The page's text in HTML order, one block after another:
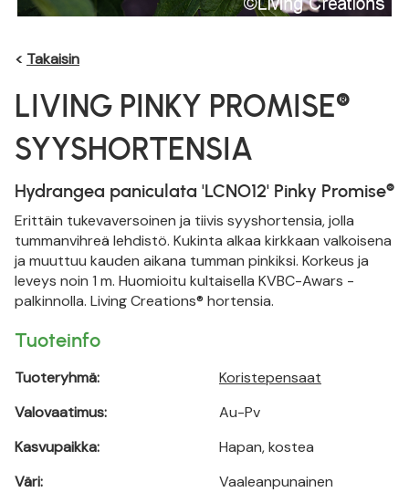
< Takaisin
LIVING PINKY PROMISE®
SYYSHORTENSIA
Hydrangea paniculata 'LCNO12' Pinky Promise®
Erittäin tukevaversoinen ja tiivis syyshortensia, jolla
tummanvihreä lehdistö. Kukinta alkaa kirkkaan valkoisena
ja muuttuu kauden aikana tumman pinkiksi. Korkeus ja
leveys noin 1 m. Huomioitu kultaisella KVBC-Awars -
palkinnolla. Living Creations® hortensia.
Tuoteinfo
Tuoteryhmä:
Valovaatimus:
Kasvupaikka:
Väri:
Koristepensaat
Au-Pv
Hapan, kostea
Vaaleanpunainen